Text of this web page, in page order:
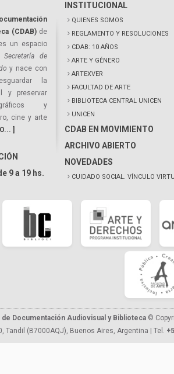
(CDAB)de
un espacio
Secretaría de
y nace con
la
y preservar
y
cine y arte
]
9 a 19 hs.
INSTITUCIONAL
QUIENES SOMOS
REGLAMENTO Y RESOLUCIONES
CDAB: 10 AÑOS
ARTE Y GÉNERO
ARTEXVER
FACULTAD DE ARTE
BIBLIOTECA CENTRAL UNICEN
UNICEN
CDAB EN MOVIMIENTO
ARCHIVO ABIERTO
NOVEDADES
CUIDADO SOCIAL. VÍNCULO
Documentación Audiovisual y Biblioteca ©
Tandil (B7000AQJ), Buenos Aires, Argentina | Tel.